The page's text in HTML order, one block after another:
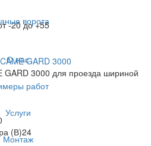
ворота
О нас
работ
Услуги
Монтаж
-20 до +55
GARD 3000
GARD 3000 для проезда шириной
(В)24